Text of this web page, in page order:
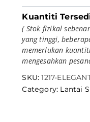
Kuantiti
( Stok fizikal
yang tinggi,
memerlukan
mengesahkan
SKU:1217-
Category: Lantai